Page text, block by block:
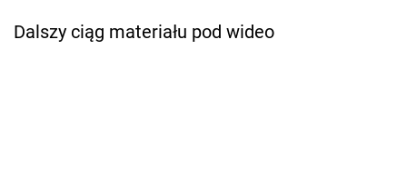
Dalszy ciąg materiału pod wideo